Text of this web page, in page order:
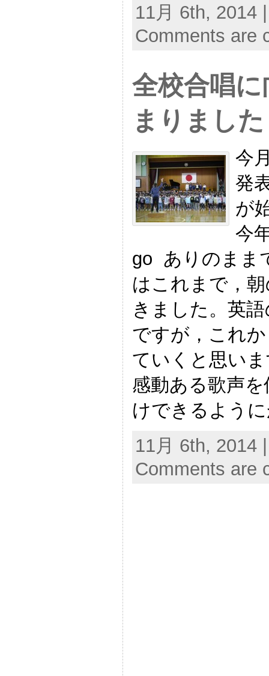
11月 6th, 2014
Comments are
全校合唱
まりました
今
発
が
今
go ありのまま
はこれまで，
きました。英
ですが，これ
ていくと思い
感動ある歌声
けできるよう
11月 6th, 2014
Comments are